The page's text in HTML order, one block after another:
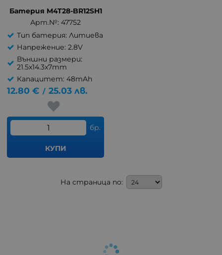
Батерия M4T28-BR12SH1
Арт.№: 47752
Тип батерия: Литиева
Напрежение: 2.8V
Външни размери:
21.5x14.3x7mm
Капацитет: 48mAh
12.80 € / 25.03 лв.
бр.
КУПИ
На страница по: